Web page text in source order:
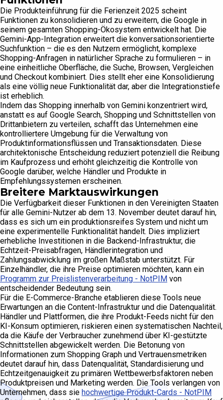
Die Produkteinführung für die Ferienzeit 2025 scheint
Funktionen zu konsolidieren und zu erweitern, die Google in
seinem gesamten Shopping-Ökosystem entwickelt hat. Die
Gemini-App-Integration erweitert die konversationsorientierte
Suchfunktion – die es den Nutzern ermöglicht, komplexe
Shopping-Anfragen in natürlicher Sprache zu formulieren – in
eine einheitliche Oberfläche, die Suche, Browsen, Vergleichen
und Checkout kombiniert. Dies stellt eher eine Konsolidierung
als eine völlig neue Funktionalität dar, aber die Integrationstiefe
ist erheblich.
Indem das Shopping innerhalb von Gemini konzentriert wird,
anstatt es auf Google Search, Shopping und Schnittstellen von
Drittanbietern zu verteilen, schafft das Unternehmen eine
kontrolliertere Umgebung für die Verwaltung von
Produktinformationsflüssen und Transaktionsdaten. Diese
architektonische Entscheidung reduziert potenziell die Reibung
im Kaufprozess und erhöht gleichzeitig die Kontrolle von
Google darüber, welche Händler und Produkte in
Empfehlungssystemen erscheinen.
Breitere Marktauswirkungen
Die Verfügbarkeit dieser Funktionen in den Vereinigten Staaten
für alle Gemini-Nutzer ab dem 13. November deutet darauf hin,
dass es sich um ein produktionsreifes System und nicht um
eine experimentelle Funktionalität handelt. Dies impliziert
erhebliche Investitionen in die Backend-Infrastruktur, die
Echtzeit-Preisabfragen, Händlerintegration und
Zahlungsabwicklung im großen Maßstab unterstützt. Für
Einzelhändler, die ihre Preise optimieren möchten, kann ein
Programm zur Preislistenverarbeitung - NotPIM von
entscheidender Bedeutung sein.
Für die E-Commerce-Branche etablieren diese Tools neue
Erwartungen an die Content-Infrastruktur und die Datenqualität.
Händler und Plattformen, die ihre Produkt-Feeds nicht für den
KI-Konsum optimieren, riskieren einen systematischen Nachteil,
da die Käufe der Verbraucher zunehmend über KI-gestützte
Schnittstellen abgewickelt werden. Die Betonung von
Informationen zum Shopping Graph und Vertrauensmetriken
deutet darauf hin, dass Datenqualität, Standardisierung und
Echtzeitgenauigkeit zu primären Wettbewerbsfaktoren neben
Produktpreisen und Marketing werden. Die Tools verlangen von
Unternehmen, dass sie hochwertige Produkt-Cards - NotPIM